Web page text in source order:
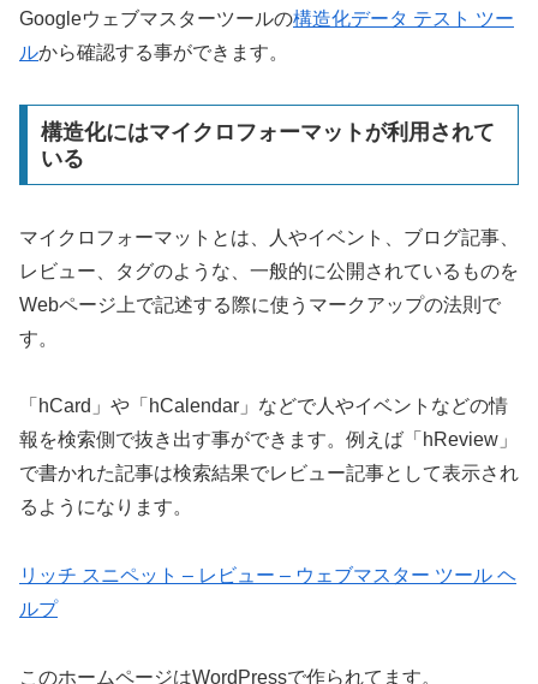
Googleウェブマスターツールの構造化データ テスト ツー
ルから確認する事ができます。
構造化にはマイクロフォーマットが利用されて
いる
マイクロフォーマットとは、人やイベント、ブログ記事、
レビュー、タグのような、一般的に公開されているものを
Webページ上で記述する際に使うマークアップの法則で
す。
「hCard」や「hCalendar」などで人やイベントなどの情
報を検索側で抜き出す事ができます。例えば「hReview」
で書かれた記事は検索結果でレビュー記事として表示され
るようになります。
リッチ スニペット – レビュー – ウェブマスター ツール ヘ
ルプ
このホームページはWordPressで作られてます。